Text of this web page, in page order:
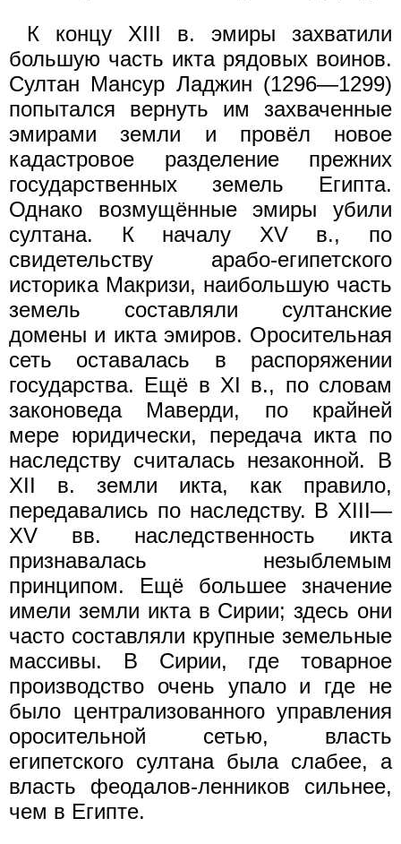
К концу XIII в. эмиры захватили
большую часть икта рядовых воинов.
Султан Мансур Ладжин (1296—1299)
попытался вернуть им захваченные
эмирами земли и провёл новое
кадастровое разделение прежних
государственных земель Египта.
Однако возмущённые эмиры убили
султана. К началу ХV в., по
свидетельству арабо-египетского
историка Макризи, наибольшую часть
земель составляли султанские
домены и икта эмиров. Оросительная
сеть оставалась в распоряжении
государства. Ещё в XI в., по словам
законоведа Маверди, по крайней
мере юридически, передача икта по
наследству считалась незаконной. В
XII в. земли икта, как правило,
передавались по наследству. В XIII—
XV вв. наследственность икта
признавалась незыблемым
принципом. Ещё большее значение
имели земли икта в Сирии; здесь они
часто составляли крупные земельные
массивы. В Сирии, где товарное
производство очень упало и где не
было централизованного управления
оросительной сетью, власть
египетского султана была слабее, а
власть феодалов-ленников сильнее,
чем в Египте.